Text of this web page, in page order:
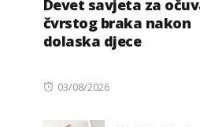
Devet savjeta za
čvrstog braka nakon
dolaska djece
Posted
03/08/2026